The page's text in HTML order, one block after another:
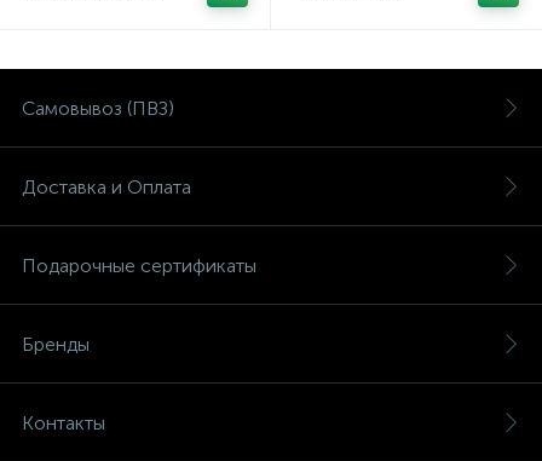
Самовывоз (ПВЗ)
Доставка и Оплата
Подарочные сертификаты
Бренды
Контакты